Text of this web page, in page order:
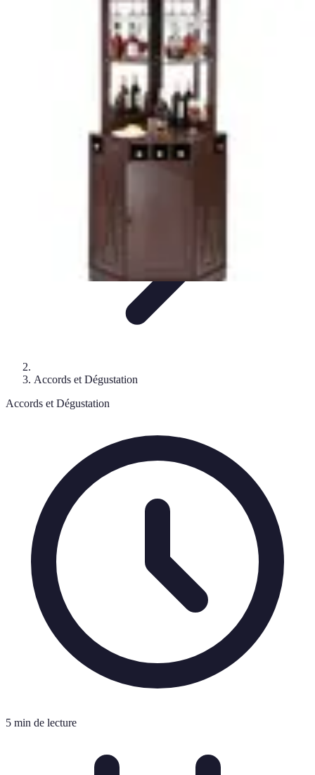
Guide de Dégustation
Accords
Techniques de DégustationAccords Mets et
Dégustation Liqueurs
Accords et Dégustation
Accords et Dégustation
5 min de lecture